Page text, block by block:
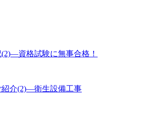
資格試験に無事合格！
紹介(2)—衛生設備工事